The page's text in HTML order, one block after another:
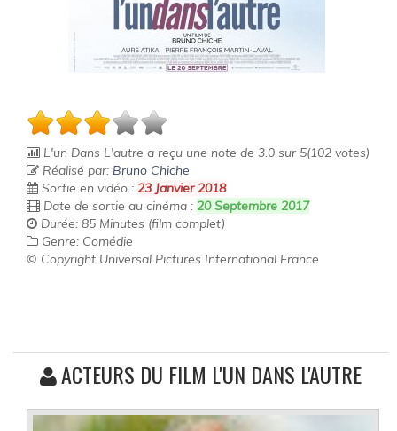
L'un Dans L'autre a reçu une note de 3.0 sur 5(102 votes)
Réalisé par: Bruno Chiche
Sortie en vidéo : 23 Janvier 2018
Date de sortie au cinéma : 20 Septembre 2017
Durée: 85 Minutes (film complet)
Genre: Comédie
© Copyright Universal Pictures International France
ACTEURS DU FILM L'UN DANS L'AUTRE